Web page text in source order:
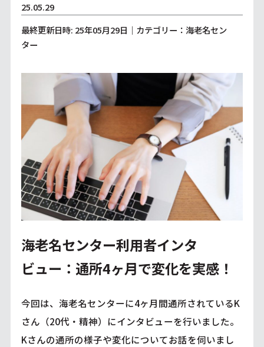
25.05.29
最終更新日時: 25年05月29日｜カテゴリー：海老名セン
ター
海老名センター利用者インタ
ビュー：通所4ヶ月で変化を実感！
今回は、海老名センターに4ヶ月間通所されているK
さん（20代・精神）にインタビューを行いました。
Kさんの通所の様子や変化についてお話を伺いまし